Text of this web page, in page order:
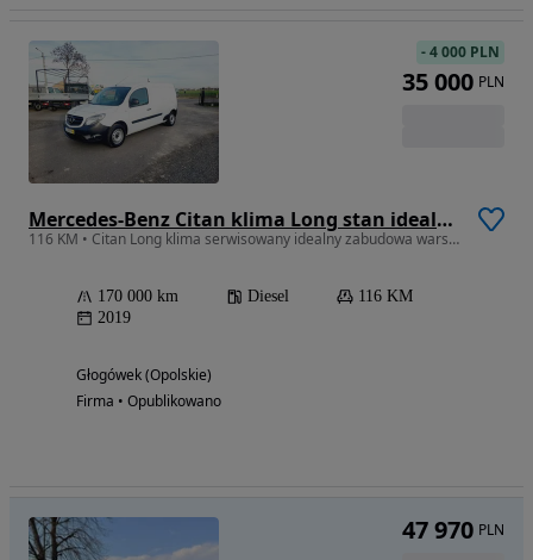
Mercedes-Benz Citan klima Long stan idealny zabudowa warsztatowa 116 pd diesel
116 KM • Citan Long klima serwisowany idealny zabudowa warsztatowa
170 000 km Diesel
116 KM
2019
Głogówek (Opolskie)
Firma • Opublikowano
-4 000 PLN
35 000 PLN
47 970 PLN